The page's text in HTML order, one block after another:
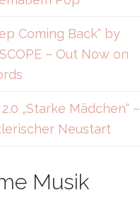
Coming Back“ by
– Out Now on
„Starke Mädchen“ –
Neustart
Musik